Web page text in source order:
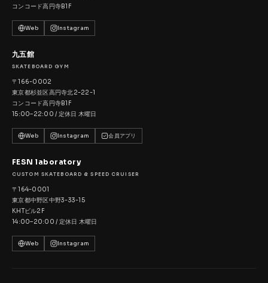
コンコード高円寺B1F
Web Instagram
九五館
SKATEBOARD GYM
〒166-0002
東京都杉並区高円寺北2-22-1
コンコード高円寺B1F
15:00–22:00 / 定休日 木曜日
Web Instagram 会員アプリ
FESN laboratory
CUSTOM SKATEBOARD & SPEED CRUISER
〒164-0001
東京都中野区中野3-33-15
KHTビル2F
14:00–20:00 / 定休日 木曜日
Web Instagram